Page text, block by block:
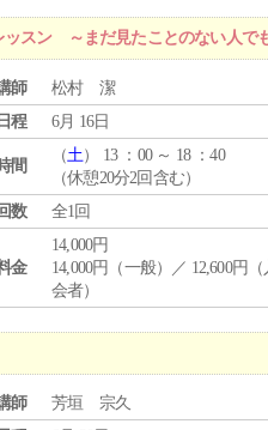
スン ～まだ見たことのない人で
師
松村 潔
日程
6月 16日
間
（土） 13 ：00 ～ 18 ：40
（休憩20分2回含む）
数
全1回
金
14,000円
14,000円（一般）／ 12,600円
会者）
師
芳垣 宗久